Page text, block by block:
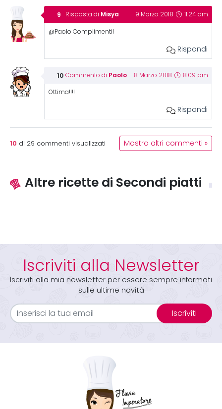
Risposta di Misya 9 Marzo 2018 11:24 am
@Paolo Complimenti!
Rispondi
Commento di Paolo 8 Marzo 2018 8:09 pm
Ottima!!!!
Rispondi
10 di 29 commenti visualizzati Mostra altri commenti »
Altre ricette di Secondi piatti
Iscriviti alla Newsletter
Iscriviti alla mia newsletter per essere sempre informati
sulle ultime novità
Iscriviti